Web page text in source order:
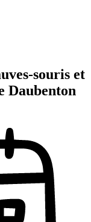
souris et
Daubenton